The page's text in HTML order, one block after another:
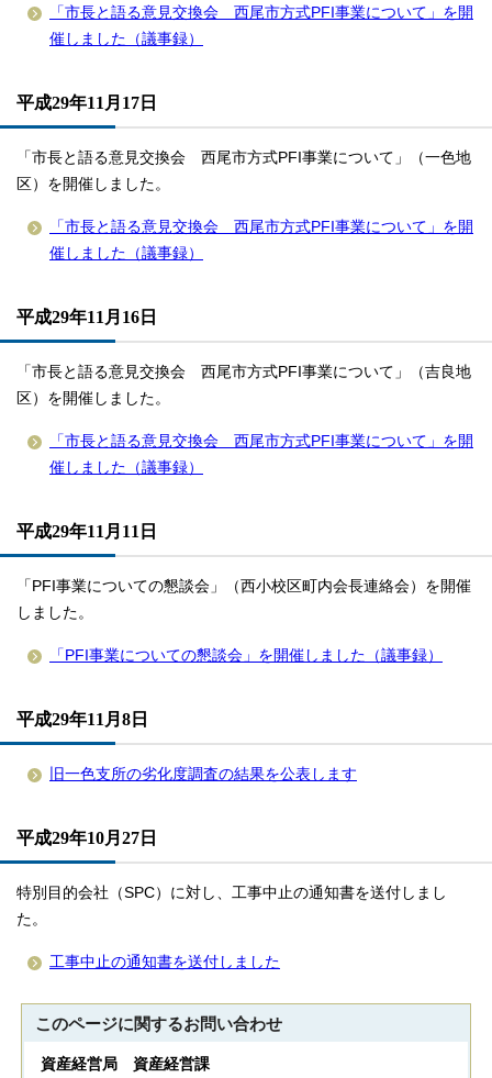
「市長と語る意見交換会 西尾市方式PFI事業について」を開
催しました（議事録）
平成29年11月17日
「市長と語る意見交換会 西尾市方式PFI事業について」（一色地
区）を開催しました。
「市長と語る意見交換会 西尾市方式PFI事業について」を開
催しました（議事録）
平成29年11月16日
「市長と語る意見交換会 西尾市方式PFI事業について」（吉良地
区）を開催しました。
「市長と語る意見交換会 西尾市方式PFI事業について」を開
催しました（議事録）
平成29年11月11日
「PFI事業についての懇談会」（西小校区町内会長連絡会）を開催
しました。
「PFI事業についての懇談会」を開催しました（議事録）
平成29年11月8日
旧一色支所の劣化度調査の結果を公表します
平成29年10月27日
特別目的会社（SPC）に対し、工事中止の通知書を送付しまし
た。
工事中止の通知書を送付しました
このページに関するお問い合わせ
資産経営局 資産経営課